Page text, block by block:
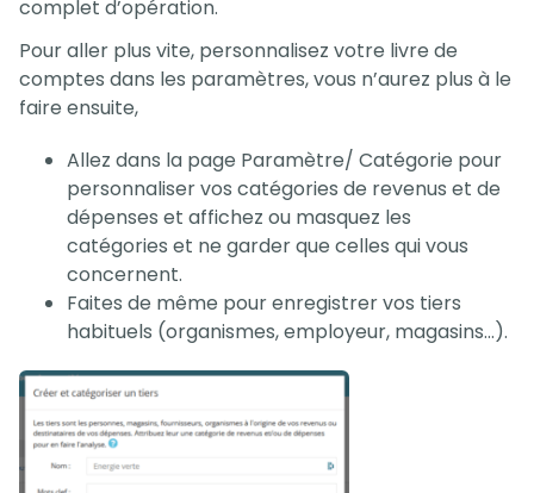
complet d’opération.
Pour aller plus vite, personnalisez votre livre de
comptes dans les paramètres, vous n’aurez plus à le
faire ensuite,
Allez dans la page Paramètre/ Catégorie pour
personnaliser vos catégories de revenus et de
dépenses et affichez ou masquez les
catégories et ne garder que celles qui vous
concernent.
Faites de même pour enregistrer vos tiers
habituels (organismes, employeur, magasins…).